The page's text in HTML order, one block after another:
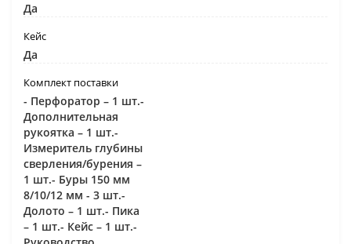
Да
Кейс
Да
Комплект поставки
- Перфоратор – 1 шт.-
Дополнительная
рукоятка – 1 шт.-
Измеритель глубины
сверления/бурения –
1 шт.- Буры 150 мм
8/10/12 мм - 3 шт.-
Долото – 1 шт.- Пика
– 1 шт.- Кейс – 1 шт.-